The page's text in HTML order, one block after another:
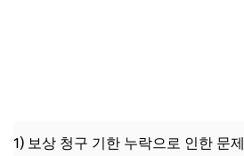
1) 보상 청구 기한 누락으로 인한 문제